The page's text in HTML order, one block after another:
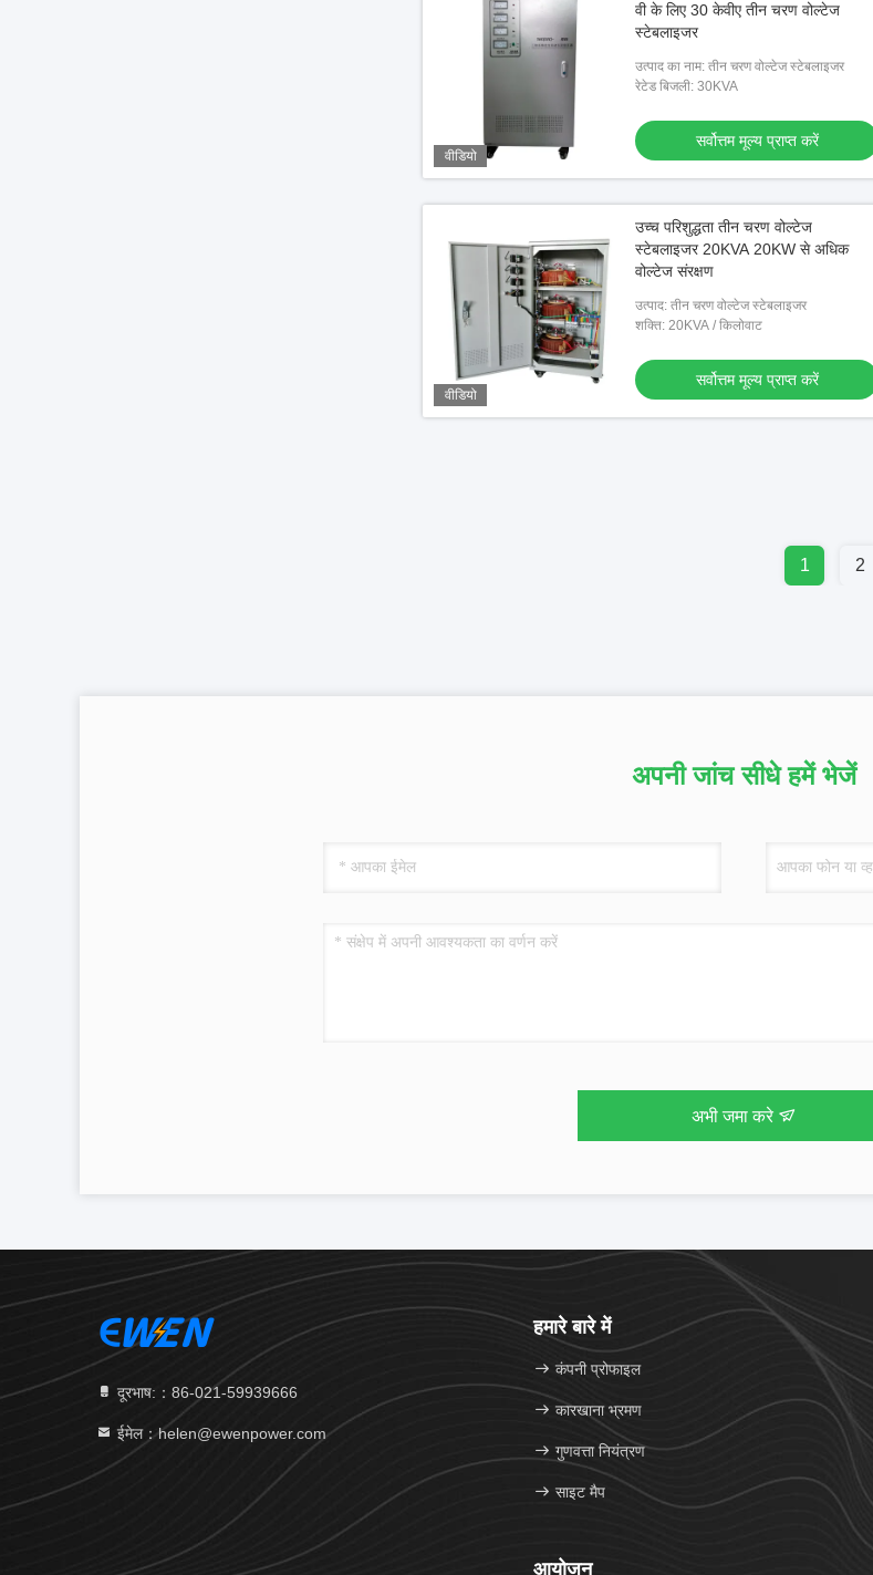
वीडियो
वी के लिए 30 केवीए तीन चरण वोल्टेज
स्टेबलाइजर
उत्पाद का नाम: तीन चरण वोल्टेज स्टेबलाइजर
रेटेड बिजली: 30KVA
सर्वोत्तम मूल्य प्राप्त करें
वीडियो
उच्च परिशुद्धता तीन चरण वोल्टेज
स्टेबलाइजर 20KVA 20KW से अधिक
वोल्टेज संरक्षण
उत्पाद: तीन चरण वोल्टेज स्टेबलाइजर
शक्ति: 20KVA / किलोवाट
सर्वोत्तम मूल्य प्राप्त करें
1 2
अपनी जांच सीधे हमें भेजें
अभी जमा करे
दूरभाष:：86-021-59939666
ईमेल：helen@ewenpower.com
हमारे बारे में
कंपनी प्रोफाइल
कारखाना भ्रमण
गुणवत्ता नियंत्रण
साइट मैप
आयोजन